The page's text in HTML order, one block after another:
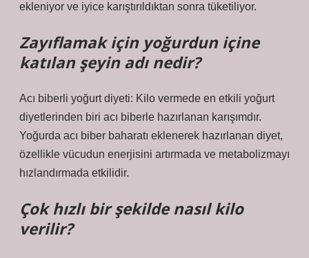
ekleniyor ve iyice karıştırıldıktan sonra tüketiliyor.
Zayıflamak için yoğurdun içine
katılan şeyin adı nedir?
Acı biberli yoğurt diyeti: Kilo vermede en etkili yoğurt
diyetlerinden biri acı biberle hazırlanan karışımdır.
Yoğurda acı biber baharatı eklenerek hazırlanan diyet,
özellikle vücudun enerjisini artırmada ve metabolizmayı
hızlandırmada etkilidir.
Çok hızlı bir şekilde nasıl kilo
verilir?